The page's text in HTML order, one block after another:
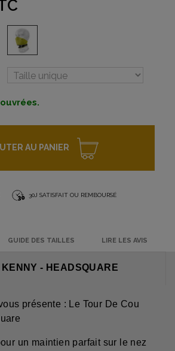
AU PANIER
30J SATISFAIT OU REMBOURSÉ
GUIDE DES TAILLES LIRE LES AVIS
- HEADSQUARE
présente : Le Tour De Cou
un maintien parfait sur le nez